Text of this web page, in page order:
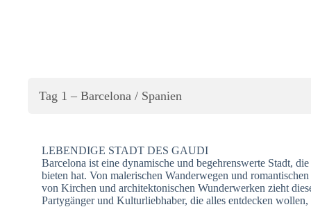
Tag 1 – Barcelona / Spanien
LEBENDIGE STADT DES GAUDI
Barcelona ist eine dynamische und begehrenswerte Stadt,
bieten hat. Von malerischen Wanderwegen und
von Kirchen und architektonischen Wunderwerken zieht
Partygänger und Kulturliebhaber, die alles entdecken